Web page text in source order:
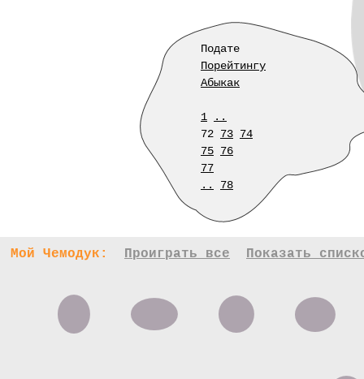
Подате
Порейтингу
Абыкак
1
..
72 73 74
75 76
77
..
78
Мой Чемодук: Проиграть все Показать